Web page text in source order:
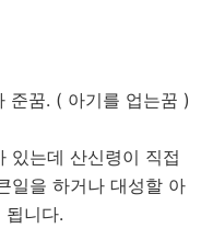
준꿈. ( 아기를 업는꿈 )
있는데 산신령이 직접
일을 하거나 대성할 아
됩니다.